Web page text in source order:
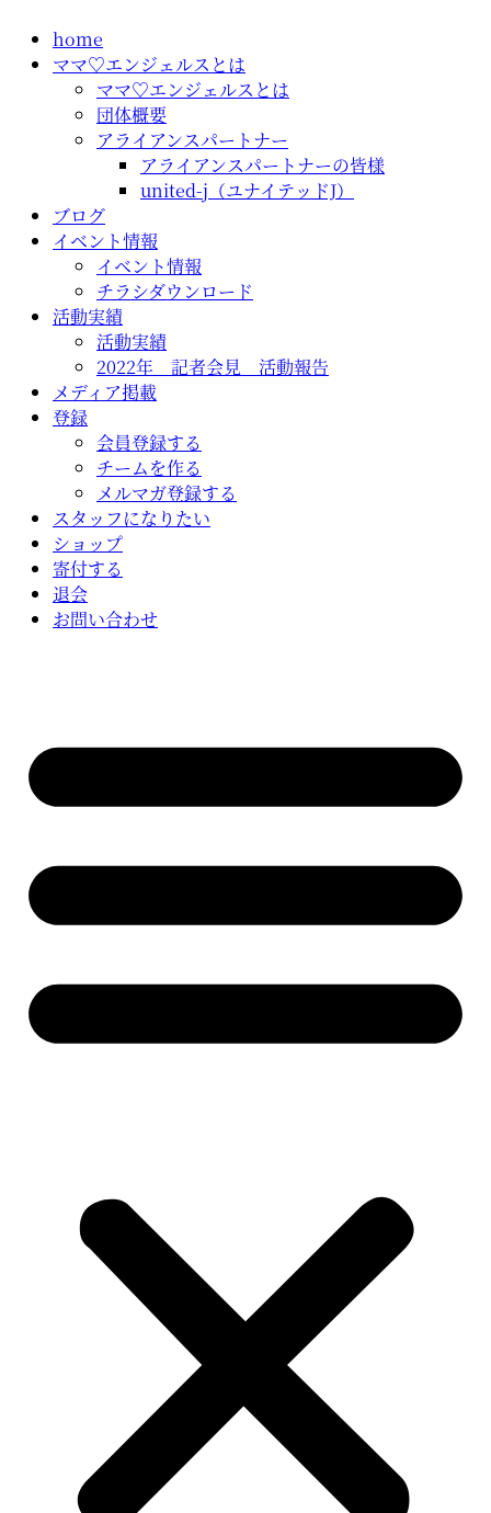
home
ママ♡エンジェルスとは
ママ♡エンジェルスとは
団体概要
アライアンスパートナー
アライアンスパートナーの皆様
united-j（ユナイテッドJ）
ブログ
イベント情報
イベント情報
チラシダウンロード
活動実績
活動実績
2022年 記者会見 活動報告
メディア掲載
登録
会員登録する
チームを作る
メルマガ登録する
スタッフになりたい
ショップ
寄付する
退会
お問い合わせ